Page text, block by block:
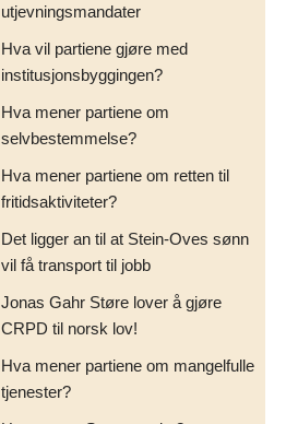
utjevningsmandater
Hva vil partiene gjøre med
institusjonsbyggingen?
Hva mener partiene om
selvbestemmelse?
Hva mener partiene om retten til
fritidsaktiviteter?
Det ligger an til at Stein-Oves sønn
vil få transport til jobb
Jonas Gahr Støre lover å gjøre
CRPD til norsk lov!
Hva mener partiene om mangelfulle
tjenester?